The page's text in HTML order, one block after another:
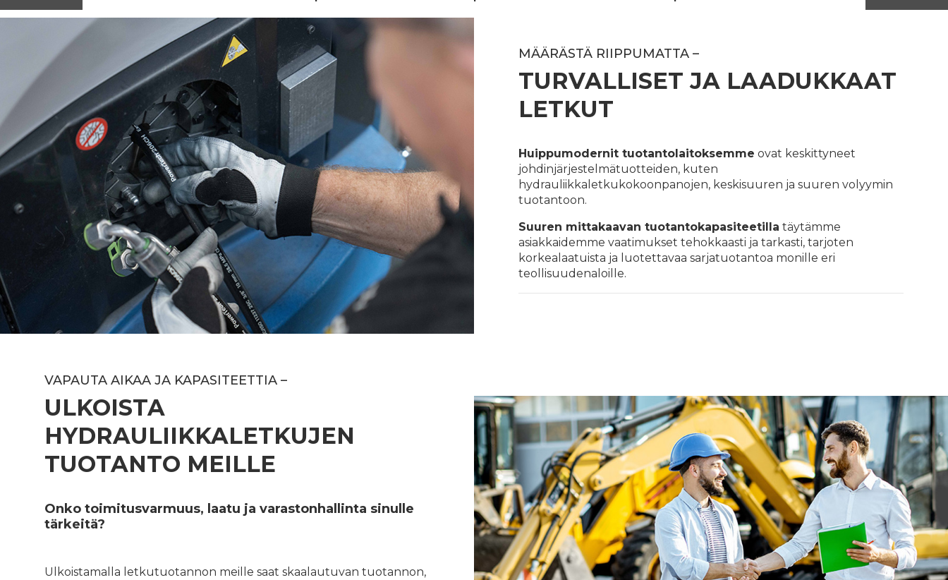
MÄÄRÄSTÄ RIIPPUMATTA –
TURVALLISET JA LAADUKKAAT
LETKUT
Huippumodernit tuotantolaitoksemme ovat keskittyneet
johdinjärjestelmätuotteiden, kuten
hydrauliikkaletkukokoonpanojen, keskisuuren ja suuren volyymin
tuotantoon.
Suuren mittakaavan tuotantokapasiteetilla täytämme
asiakkaidemme vaatimukset tehokkaasti ja tarkasti, tarjoten
korkealaatuista ja luotettavaa sarjatuotantoa monille eri
teollisuudenaloille.
VAPAUTA AIKAA JA KAPASITEETTIA –
ULKOISTA
HYDRAULIIKKALETKUJEN
TUOTANTO MEILLE
Onko toimitusvarmuus, laatu ja varastonhallinta sinulle
tärkeitä?
Ulkoistamalla letkutuotannon meille saat skaalautuvan tuotannon,